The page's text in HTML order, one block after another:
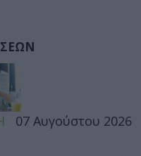
07 Αυγούστου 2026